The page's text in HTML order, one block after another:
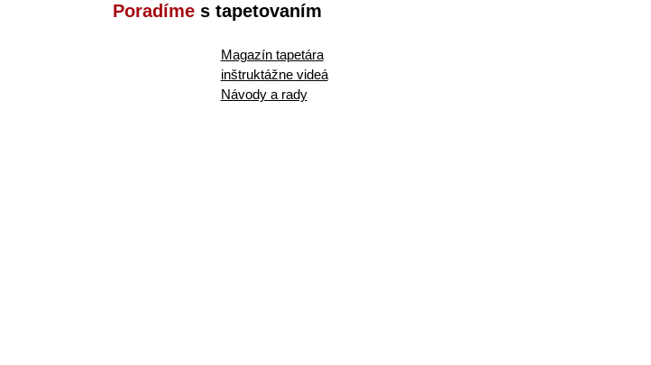
Poradímes tapetovaním
Magazín tapetára
inštruktážne videá
Návody a rady